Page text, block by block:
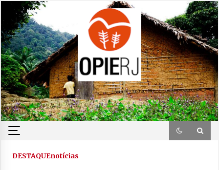
content
DESTAQUEnotícias